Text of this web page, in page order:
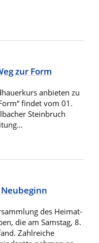
zur Form
anbieten zu
findet vom 01.
Steinbruch
des Heimat-
die am Samstag, 8.
Zahlreiche